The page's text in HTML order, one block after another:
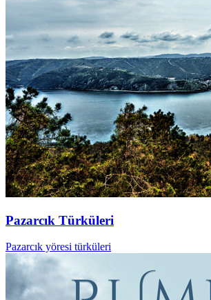
Pazarcık Türküleri
Pazarcık yöresi türküleri